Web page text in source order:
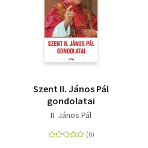
Szent II. János Pál
gondolatai
II. János Pál